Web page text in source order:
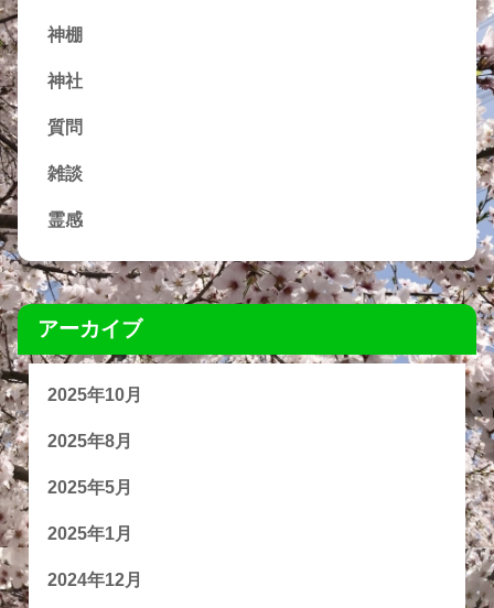
神棚
神社
質問
雑談
霊感
アーカイブ
2025年10月
2025年8月
2025年5月
2025年1月
2024年12月